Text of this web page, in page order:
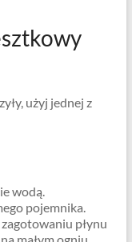
użyj jednej z
wodą.
pojemnika.
płynu